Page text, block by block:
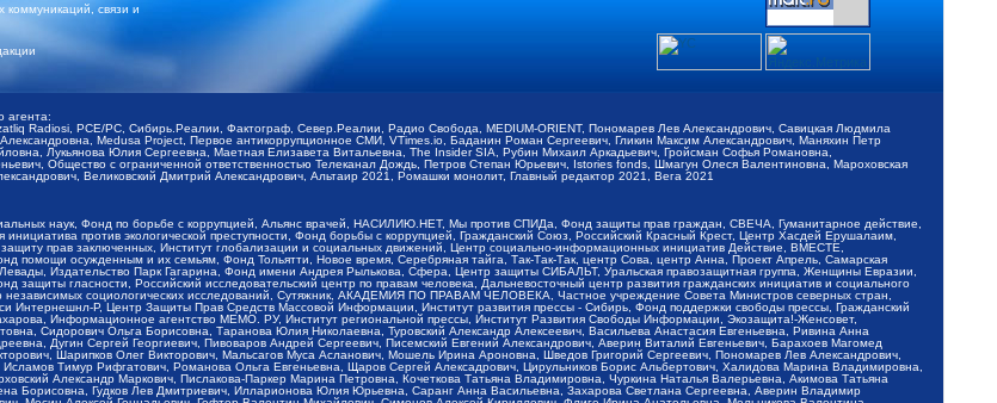
связи и
агента:
Radiosi, PCE/PC, Сибирь.Реалии, Фактограф, Север.Реалии, Радио Свобода, MEDIUM-ORIENT, Пономарев Лев Александрович, Савицкая Людмила
Medusa Project, Первое антикоррупционное СМИ, VTimes.io, Баданин Роман Сергеевич, Гликин Максим Александрович, Маняхин Петр
Лукьянова Юлия Сергеевна, Маетная Елизавета Витальевна, The Insider SIA, Рубин Михаил Аркадьевич, Гройсман Софья Романовна,
Общество с ограниченной ответственностью Телеканал Дождь, Петров Степан Юрьевич, Istories fonds, Шмагун Олеся Валентиновна, Мароховская
Великовский Дмитрий Александрович, Альтаир 2021, Ромашки монолит, Главный редактор 2021, Вега 2021
наук, Фонд по борьбе с коррупцией, Альянс врачей, НАСИЛИЮ.НЕТ, Мы против СПИДа, Фонд защиты прав граждан, СВЕЧА, Гуманитарное действие,
против экологической преступности, Фонд борьбы с коррупцией, Гражданский Союз, Российский Красный Крест, Центр Хасдей Ерушалаим,
прав заключенных, Институт глобализации и социальных движений, Центр социально-информационных инициатив Действие, ВМЕСТЕ,
помощи осужденным и их семьям, Фонд Тольятти, Новое время, Серебряная тайга, Так-Так-Так, центр Сова, центр Анна, Проект Апрель, Самарская
Издательство Парк Гагарина, Фонд имени Андрея Рылькова, Сфера, Центр защиты СИБАЛЬТ, Уральская правозащитная группа, Женщины Евразии,
гласности, Российский исследовательский центр по правам человека, Дальневосточный центр развития гражданских инициатив и социального
независимых социологических исследований, Сутяжник, АКАДЕМИЯ ПО ПРАВАМ ЧЕЛОВЕКА, Частное учреждение Совета Министров северных стран,
Интернешнл-Р, Центр Защиты Прав Средств Массовой Информации, Институт развития прессы - Сибирь, Фонд поддержки свободы прессы, Гражданский
Информационное агентство МЕМО. РУ, Институт региональной прессы, Институт Развития Свободы Информации, Экозащита!-Женсовет,
Сидорович Ольга Борисовна, Таранова Юлия Николаевна, Туровский Александр Алексеевич, Васильева Анастасия Евгеньевна, Ривина Анна
Дугин Сергей Георгиевич, Пивоваров Андрей Сергеевич, Писемский Евгений Александрович, Аверин Виталий Евгеньевич, Барахоев Магомед
Шарипков Олег Викторович, Мальсагов Муса Асланович, Мошель Ирина Ароновна, Шведов Григорий Сергеевич, Пономарев Лев Александрович,
Тимур Рифгатович, Романова Ольга Евгеньевна, Щаров Сергей Алексадрович, Цирульников Борис Альбертович, Халидова Марина Владимировна,
Александр Маркович, Пислакова-Паркер Марина Петровна, Кочеткова Татьяна Владимировна, Чуркина Наталья Валерьевна, Акимова Татьяна
Борисовна, Гудков Лев Дмитриевич, Илларионова Юлия Юрьевна, Саранг Анна Васильевна, Захарова Светлана Сергеевна, Аверин Владимир